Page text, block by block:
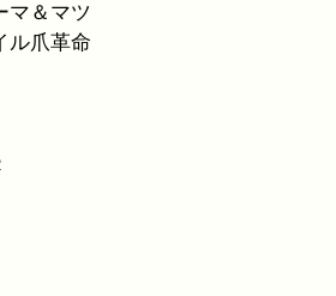
マ＆マツ
ル爪革命